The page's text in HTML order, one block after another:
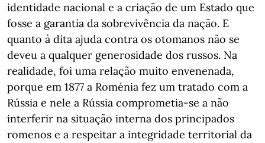
identidade nacional e a criação de um Estado que
fosse a garantia da sobrevivência da nação. E
quanto à dita ajuda contra os otomanos não se
deveu a qualquer generosidade dos russos. Na
realidade, foi uma relação muito envenenada,
porque em 1877 a Roménia fez um tratado com a
Rússia e nele a Rússia comprometia-se a não
interferir na situação interna dos principados
romenos e a respeitar a integridade territorial da